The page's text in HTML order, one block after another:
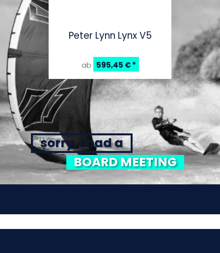
Peter Lynn Lynx V5
ab 595,45 €*
sorry, I had a
BOARD MEETING